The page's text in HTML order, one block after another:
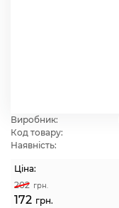
Виробник:
Код товару:
Наявність:
Ціна:
202 грн.
172 грн.